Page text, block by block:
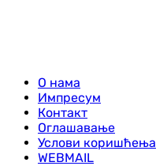
О нама
Импресум
Контакт
Оглашавање
Услови коришћења
WEBMAIL